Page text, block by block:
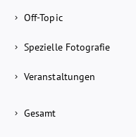
Off-Topic
Spezielle Fotografie
Veranstaltungen
Gesamt